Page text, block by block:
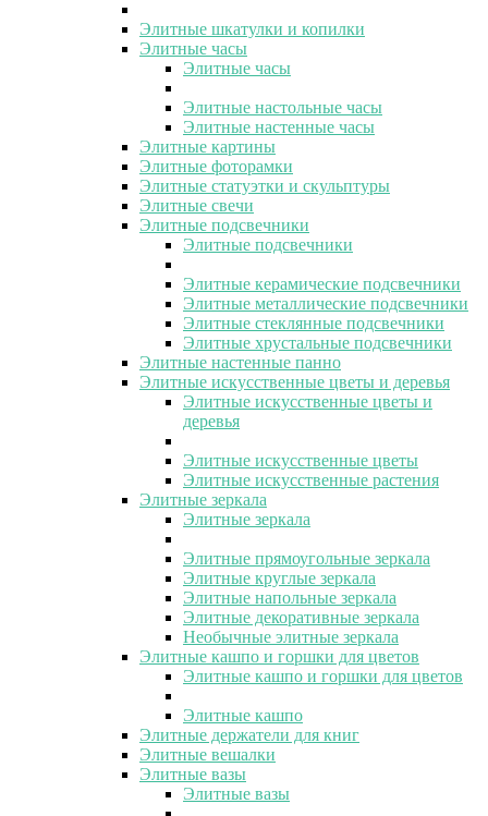
Элитные шкатулки и копилки
Элитные часы
Элитные часы
Элитные настольные часы
Элитные настенные часы
Элитные картины
Элитные фоторамки
Элитные статуэтки и скульптуры
Элитные свечи
Элитные подсвечники
Элитные подсвечники
Элитные керамические подсвечники
Элитные металлические подсвечники
Элитные стеклянные подсвечники
Элитные хрустальные подсвечники
Элитные настенные панно
Элитные искусственные цветы и деревья
Элитные искусственные цветы и
деревья
Элитные искусственные цветы
Элитные искусственные растения
Элитные зеркала
Элитные зеркала
Элитные прямоугольные зеркала
Элитные круглые зеркала
Элитные напольные зеркала
Элитные декоративные зеркала
Необычные элитные зеркала
Элитные кашпо и горшки для цветов
Элитные кашпо и горшки для цветов
Элитные кашпо
Элитные держатели для книг
Элитные вешалки
Элитные вазы
Элитные вазы